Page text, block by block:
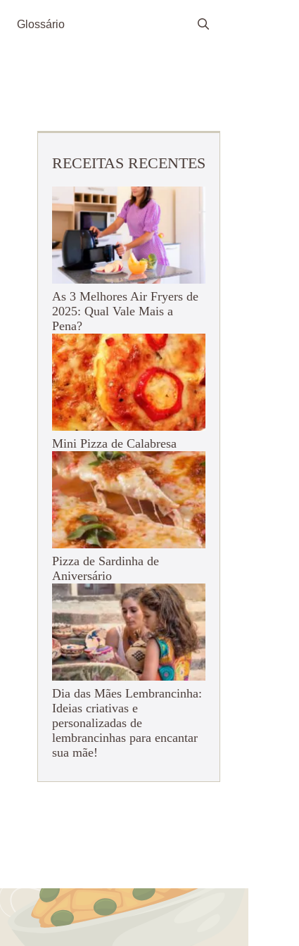
Glossário
RECEITAS RECENTES
As 3 Melhores Air Fryers de
2025: Qual Vale Mais a
Pena?
Mini Pizza de Calabresa
Pizza de Sardinha de
Aniversário
Dia das Mães Lembrancinha:
Ideias criativas e
personalizadas de
lembrancinhas para encantar
sua mãe!